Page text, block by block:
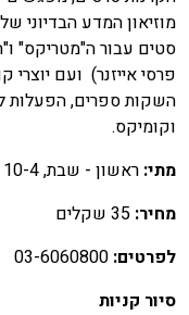
המדע הבדיוני של
אייזנר) ועם יוצרי
ספרים, הפעלות
ראשון - שבת, 10-4 באוקטובר
35 שקלים
03-6060800
קניות